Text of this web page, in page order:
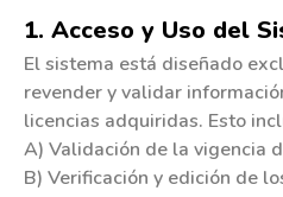
1. Acceso y Uso del
El sistema está diseñado
revender y validar
licencias adquiridas. Esto
A) Validación de la vigencia
B) Verificación y edición de